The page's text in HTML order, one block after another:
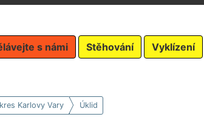
s námi Stěhování Vyklízení
Karlovy Vary Úklid